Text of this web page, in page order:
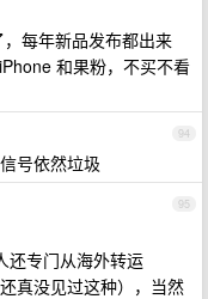
每年新品发布都出来
和果粉，不买不看
94
号依然垃圾
95
还专门从海外转运
真没见过这种），当然